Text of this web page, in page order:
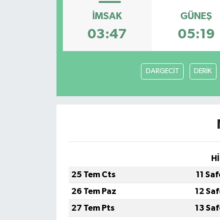
İMSAK
03:47
GÜNEŞ
05:19
DARGECİT DERİK
25 Tem Cts
11
26 Tem Paz
12
27 Tem Pts
13